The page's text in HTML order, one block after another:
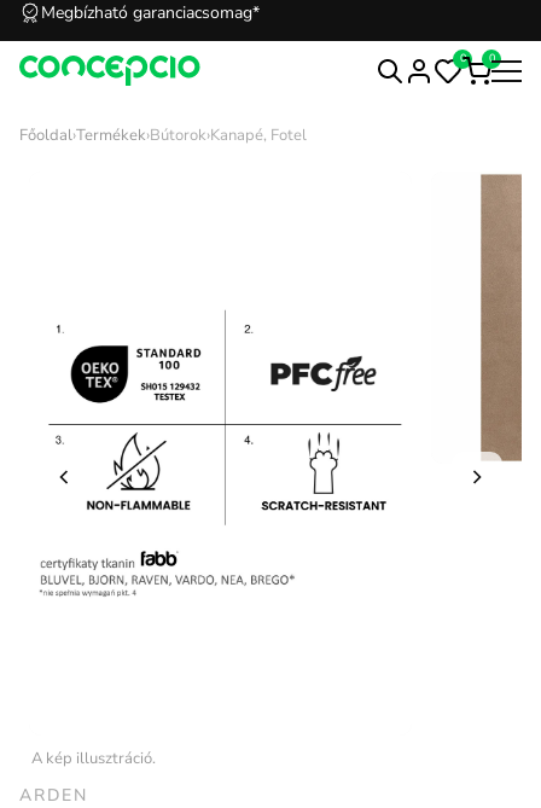
Megbízható garanciacsomag*
0 0
Főoldal›Termékek›Bútorok›Kanapé, Fotel
A kép illusztráció.
ARDEN